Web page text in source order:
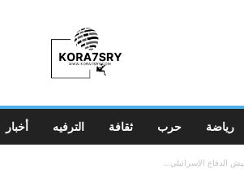
أخبار الترفيه ثقافة حرب رياضة